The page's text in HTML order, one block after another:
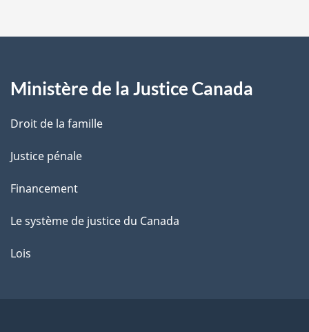
a
e
Ministère de la Justice Canada
Droit de la famille
Justice pénale
Financement
Le système de justice du Canada
Lois